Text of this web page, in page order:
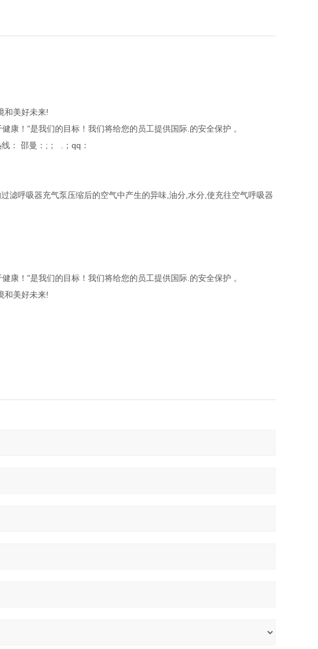
和美好未来!
康！"是我们的目标！我们将给您的员工提供国际.的安全保护 。
： 邵曼：;； .；qq：
滤呼吸器充气泵压缩后的空气中产生的异味,油分,水分,使充往空气呼吸器
康！"是我们的目标！我们将给您的员工提供国际.的安全保护 。
和美好未来!